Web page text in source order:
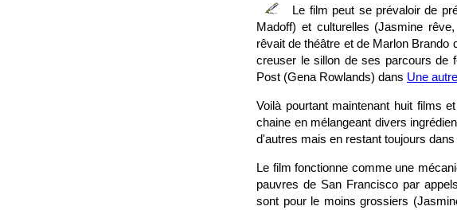
Le film peut se prévaloir de
Madoff) et culturelles (Jasmine
rêvait de théâtre et de Marlon Brando
creuser le sillon de ses parcours de
Post (Gena Rowlands) dans Une
Voilà pourtant maintenant huit films
chaine en mélangeant divers
d'autres mais en restant toujours
Le film fonctionne comme une
pauvres de San Francisco par
sont pour le moins grossiers